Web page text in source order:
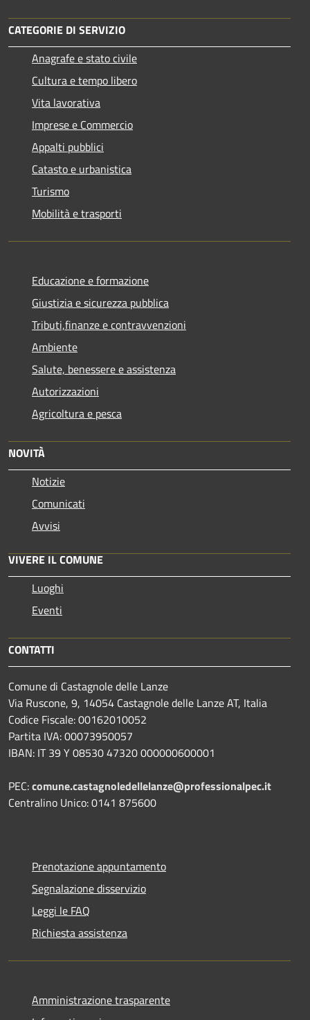
CATEGORIE DI SERVIZIO
Anagrafe e stato civile
Cultura e tempo libero
Vita lavorativa
Imprese e Commercio
Appalti pubblici
Catasto e urbanistica
Turismo
Mobilità e trasporti
Educazione e formazione
Giustizia e sicurezza pubblica
Tributi,finanze e contravvenzioni
Ambiente
Salute, benessere e assistenza
Autorizzazioni
Agricoltura e pesca
NOVITÀ
Notizie
Comunicati
Avvisi
VIVERE IL COMUNE
Luoghi
Eventi
CONTATTI
Comune di Castagnole delle Lanze
Via Ruscone, 9, 14054 Castagnole delle Lanze AT, Italia
Codice Fiscale: 00162010052
Partita IVA: 00073950057
IBAN: IT 39 Y 08530 47320 000000600001
PEC:comune.castagnoledellelanze@professionalpec.it
Centralino Unico: 0141 875600
Prenotazione appuntamento
Segnalazione disservizio
Leggi le FAQ
Richiesta assistenza
Amministrazione trasparente